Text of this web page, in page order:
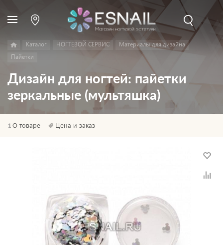
Каталог НОГТЕВОЙ СЕРВИС
Материалы для дизайна
Пайетки
Дизайн для ногтей: пайетки
зеркальные (мультяшка)
О товаре Цена и заказ